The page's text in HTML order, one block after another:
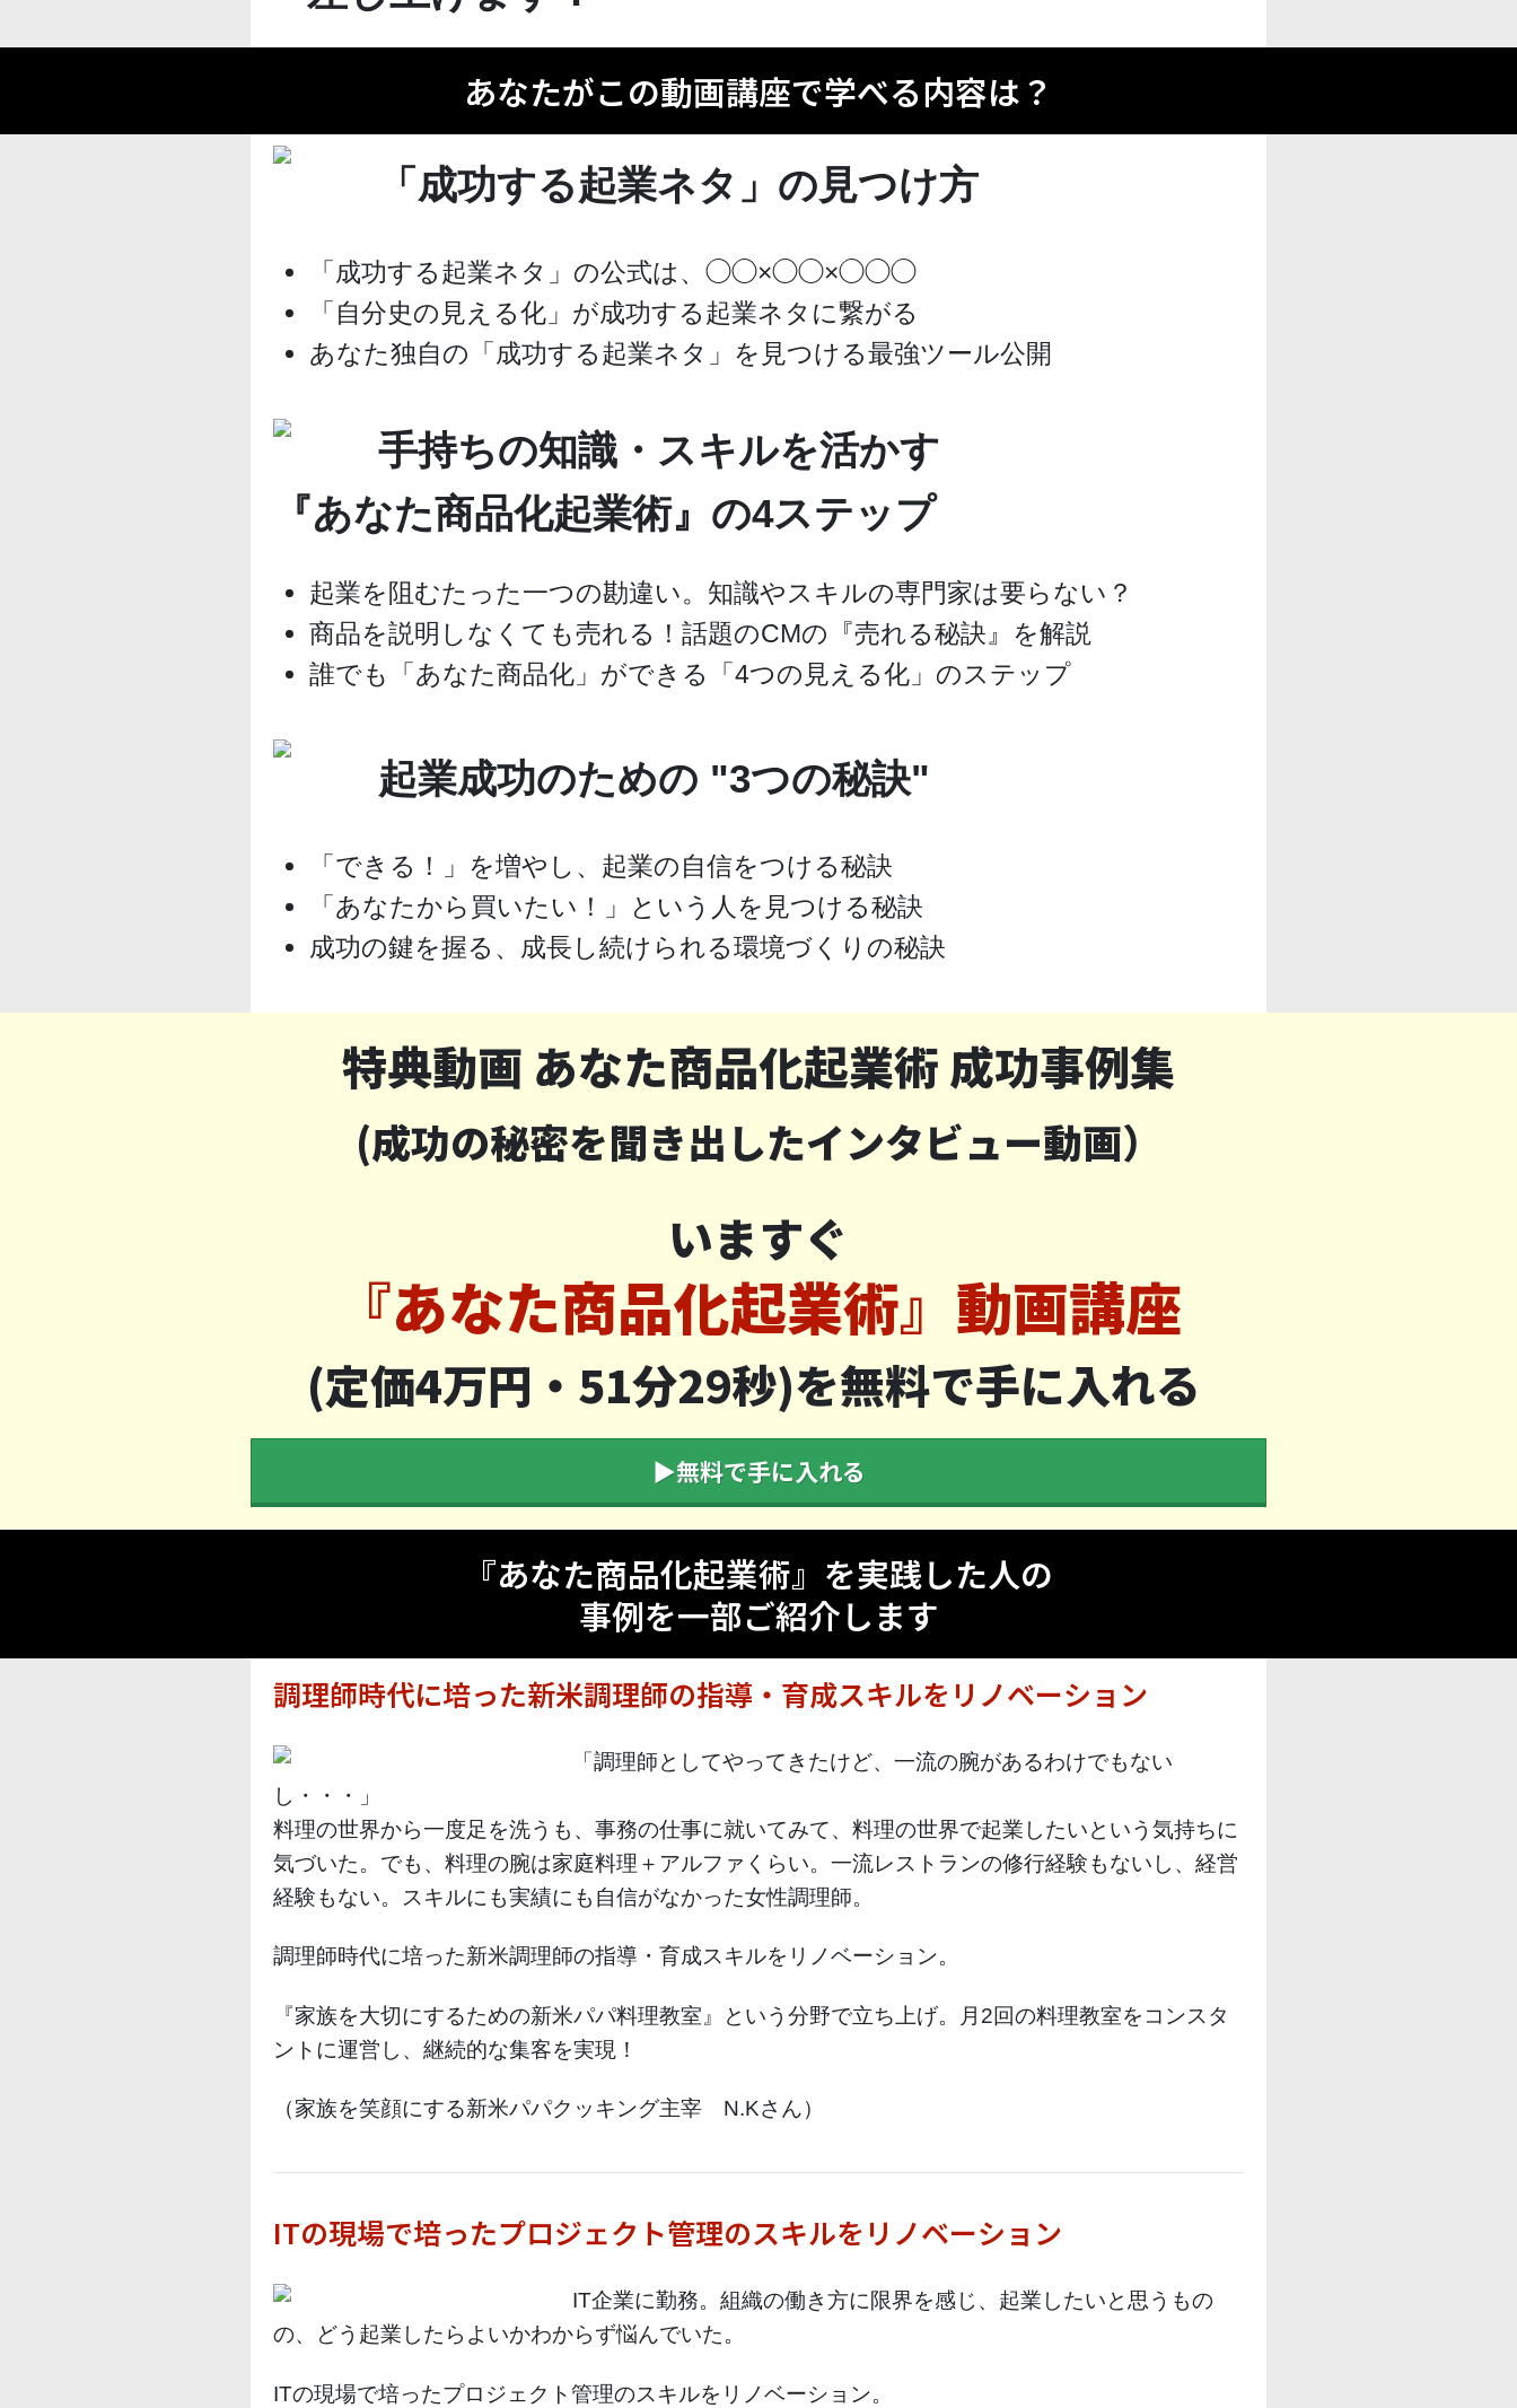
あなたがこの動画講座で学べる内容は？
「成功する起業ネタ」の見つけ方
「成功する起業ネタ」の公式は、◯◯×◯◯×◯◯◯
「自分史の見える化」が成功する起業ネタに繋がる
あなた独自の「成功する起業ネタ」を見つける最強ツール公開
手持ちの知識・スキルを活かす
『あなた商品化起業術』の4ステップ
起業を阻むたった一つの勘違い。知識やスキルの専門家は要らない？
商品を説明しなくても売れる！話題のCMの『売れる秘訣』を解説
誰でも「あなた商品化」ができる「4つの見える化」のステップ
起業成功のための "3つの秘訣"
「できる！」を増やし、起業の自信をつける秘訣
「あなたから買いたい！」という人を見つける秘訣
成功の鍵を握る、成長し続けられる環境づくりの秘訣
特典動画 あなた商品化起業術 成功事例集
(成功の秘密を聞き出したインタビュー動画）
いますぐ
『あなた商品化起業術』動画講座
(定価4万円・51分29秒)を無料で手に入れる
▶︎無料で手に入れる
『あなた商品化起業術』を実践した人の
事例を一部ご紹介します
調理師時代に培った新米調理師の指導・育成スキルをリノベーション
「調理師としてやってきたけど、一流の腕があるわけでもない
し・・・」
料理の世界から一度足を洗うも、事務の仕事に就いてみて、料理の世界で起業したいという気持ちに
気づいた。でも、料理の腕は家庭料理＋アルファくらい。一流レストランの修行経験もないし、経営
経験もない。スキルにも実績にも自信がなかった女性調理師。
調理師時代に培った新米調理師の指導・育成スキルをリノベーション。
『家族を大切にするための新米パパ料理教室』という分野で立ち上げ。月2回の料理教室をコンスタ
ントに運営し、継続的な集客を実現！
（家族を笑顔にする新米パパクッキング主宰 N.Kさん）
ITの現場で培ったプロジェクト管理のスキルをリノベーション
IT企業に勤務。組織の働き方に限界を感じ、起業したいと思うもの
の、どう起業したらよいかわからず悩んでいた。
ITの現場で培ったプロジェクト管理のスキルをリノベーション。